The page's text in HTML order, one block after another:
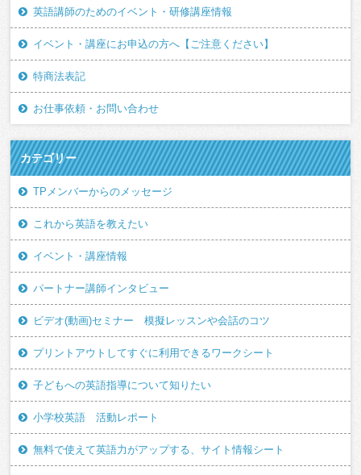
英語講師のためのイベント・研修講座情報
イベント・講座にお申込の方へ【ご注意ください】
特商法表記
お仕事依頼・お問い合わせ
カテゴリー
TPメンバーからのメッセージ
これから英語を教えたい
イベント・講座情報
パートナー講師インタビュー
ビデオ(動画)セミナー 模擬レッスンや会話のコツ
プリントアウトしてすぐに利用できるワークシート
子どもへの英語指導について知りたい
小学校英語 活動レポート
無料で使えて英語力がアップする、サイト情報シート